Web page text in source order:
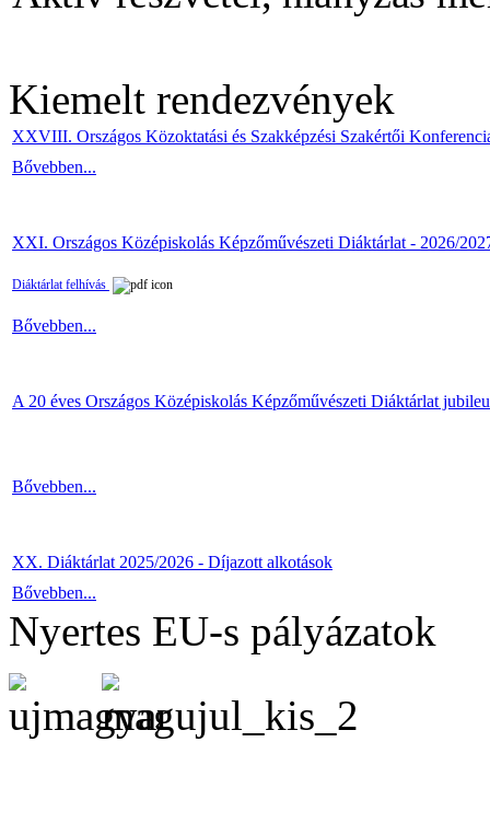
Kiemelt rendezvények
XXVIII. Országos Közoktatási és Szakképzési Szakértői
Bővebben...
XXI. Országos Középiskolás Képzőművészeti Diáktárlat - 2026/
Diáktárlat felhívás
Bővebben...
A 20 éves Országos Középiskolás Képzőművészeti Diáktárlat
Bővebben...
XX. Diáktárlat 2025/2026 - Díjazott alkotások
Bővebben...
Nyertes EU-s pályázatok